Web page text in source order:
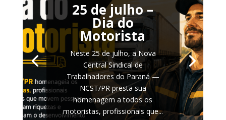
25 de julho –
Dia do
Motorista
Neste 25 de julho, a Nova
Central Sindical de
Trabalhadores do Paraná —
NCST/PR presta sua
homenagem a todos os
motoristas, profissionais que...